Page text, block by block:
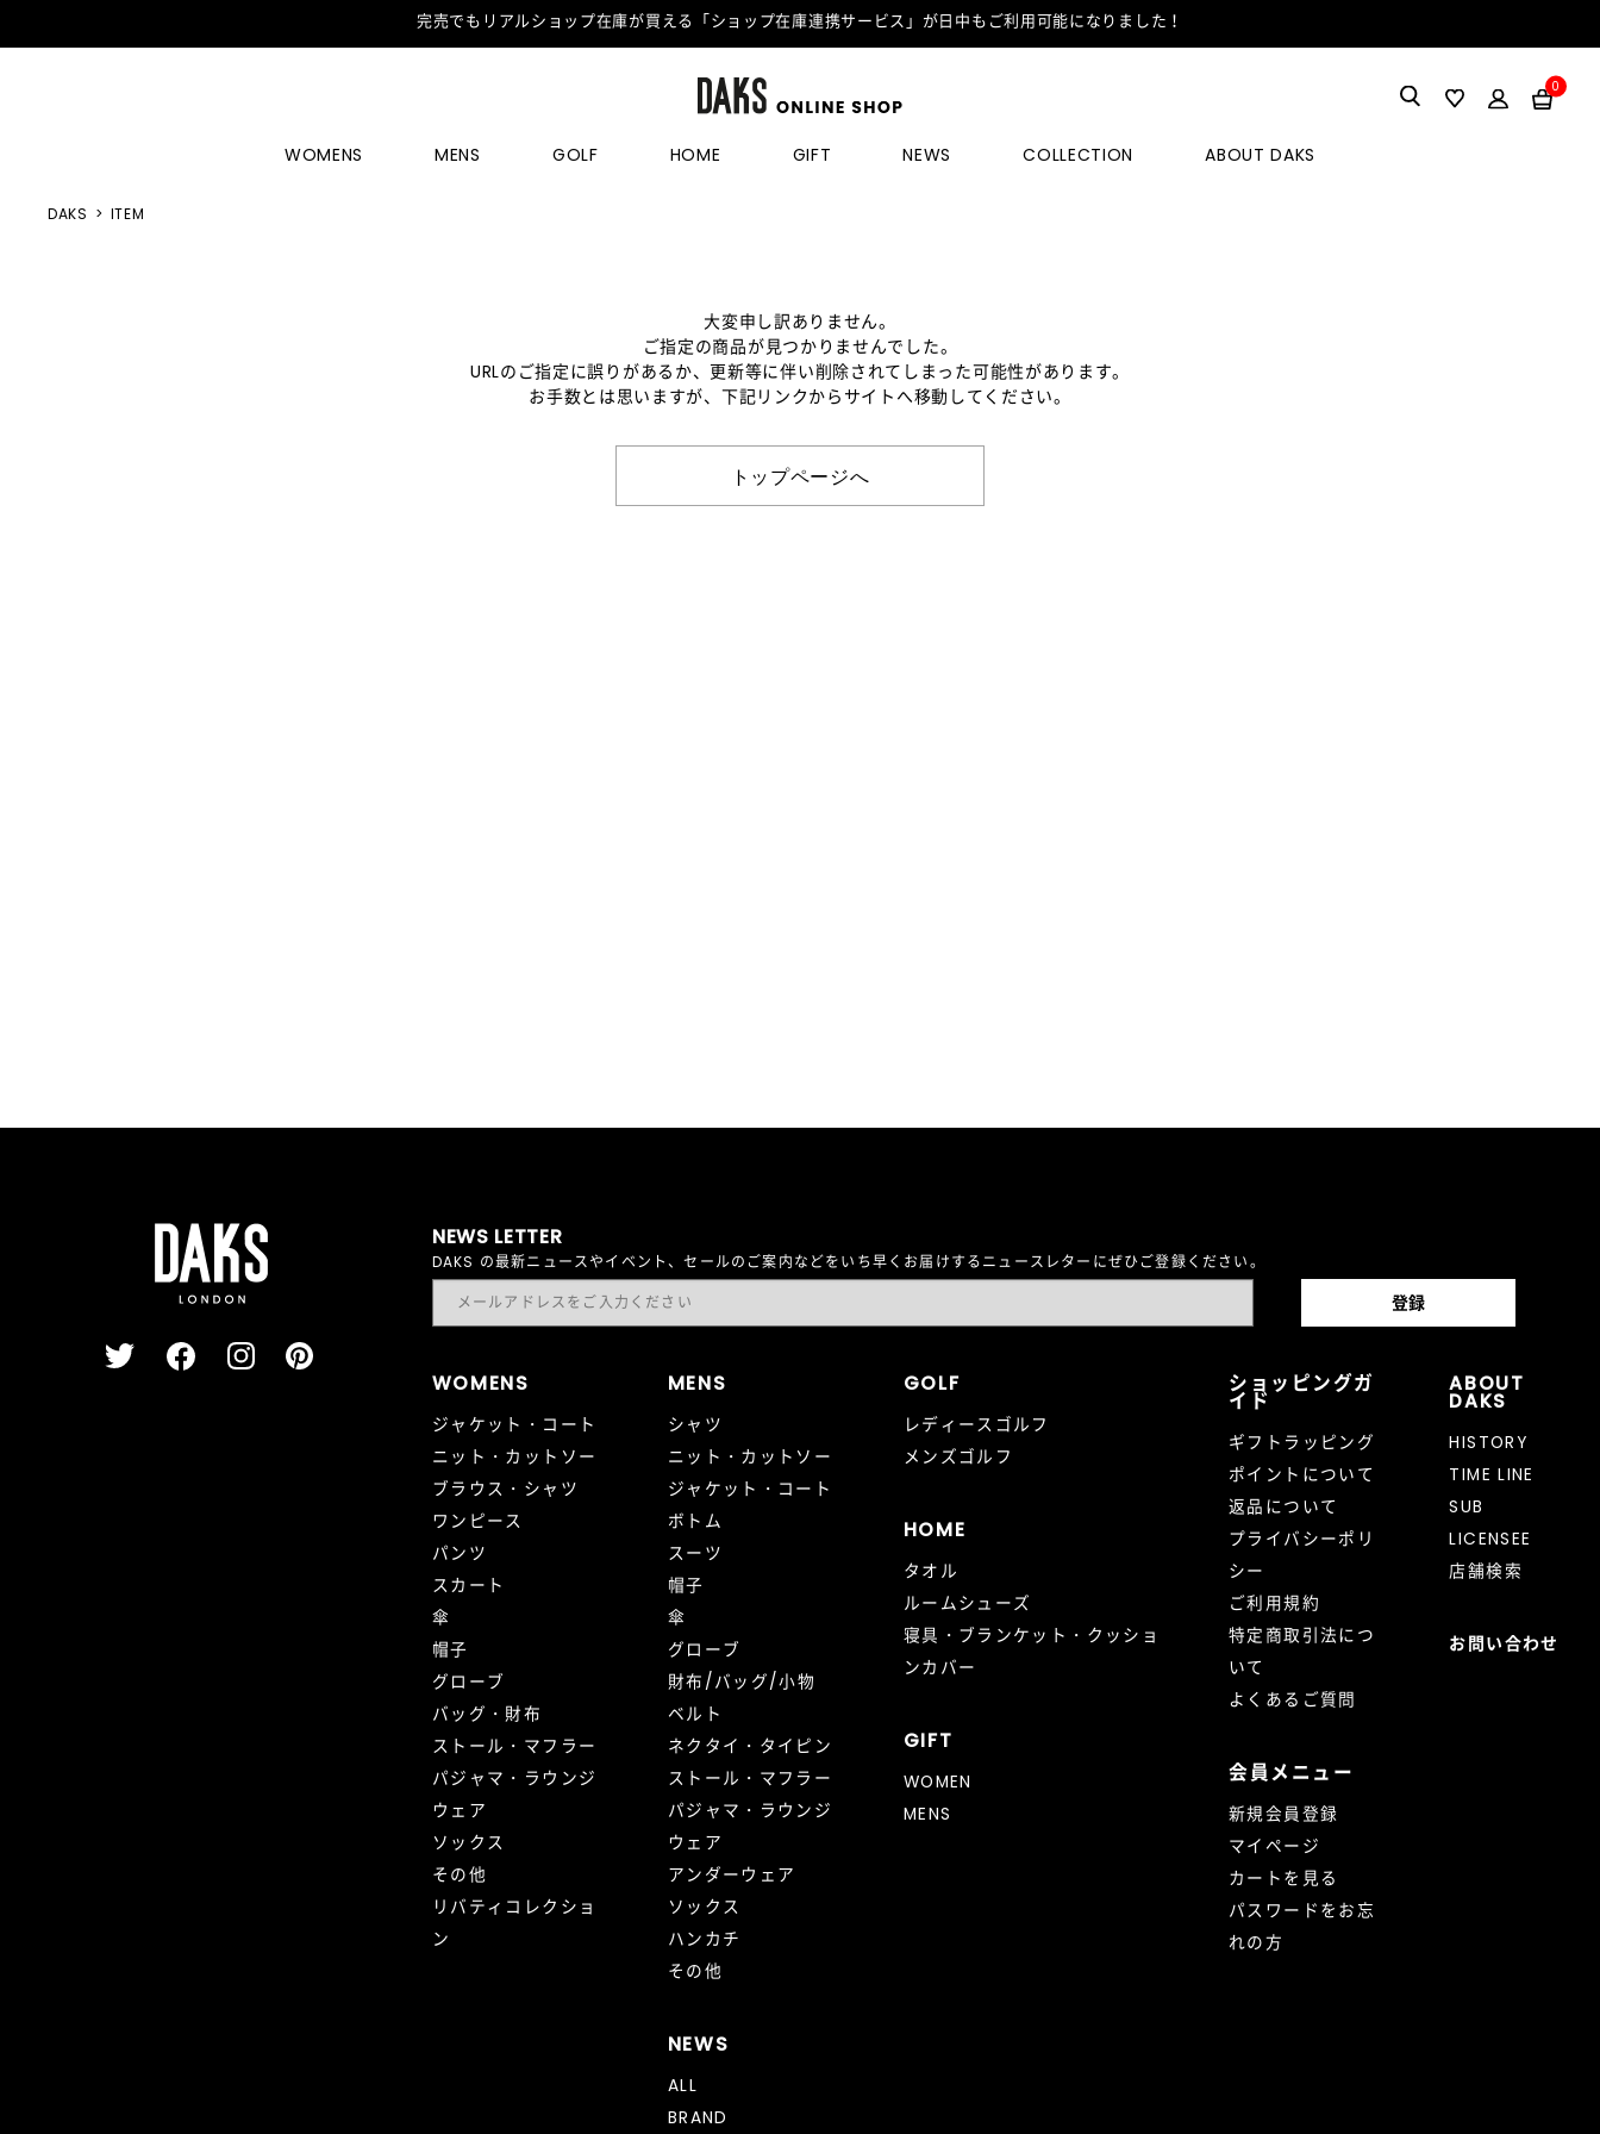
完売でもリアルショップ在庫が買える「ショップ在庫連携サービス」が日中もご利用可能になりました！
0
WOMENS MENS GOLF HOME GIFT NEWS COLLECTION ABOUT DAKS
DAKS ITEM
大変申し訳ありません。
ご指定の商品が見つかりませんでした。
URLのご指定に誤りがあるか、更新等に伴い削除されてしまった可能性があります。
お手数とは思いますが、下記リンクからサイトへ移動してください。
トップページへ
NEWS LETTER
DAKS の最新ニュースやイベント、セールのご案内などをいち早くお届けするニュースレターにぜひご登録ください。
WOMENS
ジャケット・コート
ニット・カットソー
ブラウス・シャツ
ワンピース
パンツ
スカート
傘
帽子
グローブ
バッグ・財布
ストール・マフラー
パジャマ・ラウンジ
ウェア
ソックス
その他
リバティコレクショ
ン
MENS
シャツ
ニット・カットソー
ジャケット・コート
ボトム
スーツ
帽子
傘
グローブ
財布/バッグ/小物
ベルト
ネクタイ・タイピン
ストール・マフラー
パジャマ・ラウンジ
ウェア
アンダーウェア
ソックス
ハンカチ
その他
NEWS
ALL
BRAND
GOLF
レディースゴルフ
メンズゴルフ
HOME
タオル
ルームシューズ
寝具・ブランケット・クッショ
ンカバー
GIFT
WOMEN
MENS
ショッピングガ
イド
ギフトラッピング
ポイントについて
返品について
プライバシーポリ
シー
ご利用規約
特定商取引法につ
いて
よくあるご質問
会員メニュー
新規会員登録
マイページ
カートを見る
パスワードをお忘
れの方
ABOUT
DAKS
HISTORY
TIME LINE
SUB
LICENSEE
店舗検索
お問い合わせ